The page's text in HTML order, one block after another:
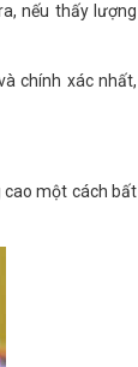
nếu thấy lượng
chính xác nhất,
cao một cách bất